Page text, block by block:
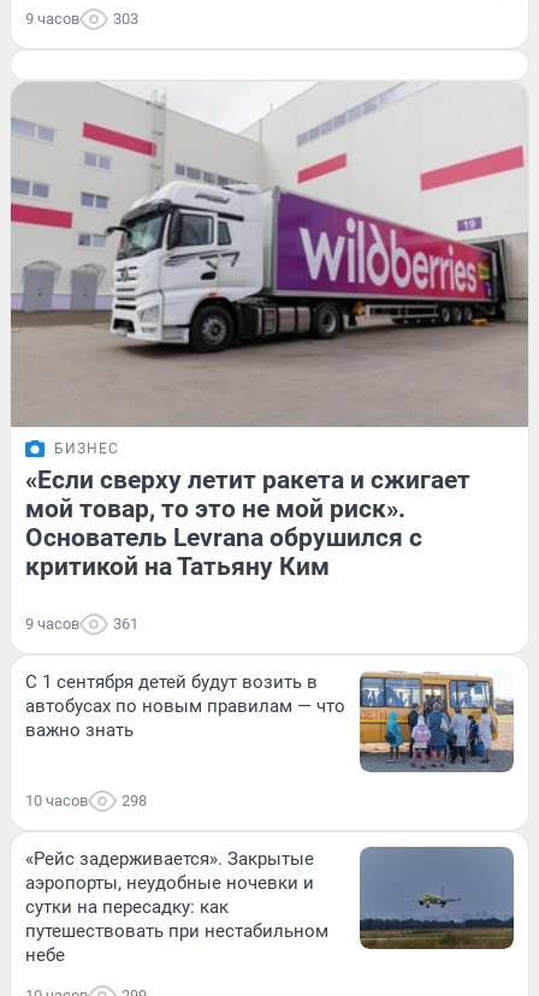
9 часов 303
БИЗНЕС
«Если сверху летит ракета и сжигает
мой товар, то это не мой риск».
Основатель Levrana обрушился с
критикой на Татьяну Ким
9 часов 361
С 1 сентября детей будут возить в
автобусах по новым правилам — что
важно знать
10 часов 298
«Рейс задерживается». Закрытые
аэропорты, неудобные ночевки и
сутки на пересадку: как
путешествовать при нестабильном
небе